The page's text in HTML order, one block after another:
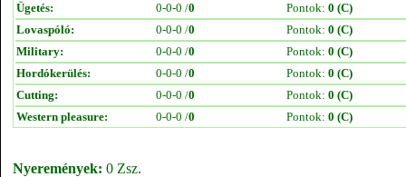
Ügetés:
0-0-0 /0 Pontok: 0 (C)
Lovaspóló:
0-0-0 /0 Pontok: 0 (C)
Military:
0-0-0 /0 Pontok: 0 (C)
Hordókerülés:
0-0-0 /0 Pontok: 0 (C)
Cutting:
0-0-0 /0 Pontok: 0 (C)
Western pleasure:
0-0-0 /0 Pontok: 0 (C)
Nyeremények: 0 Zsz.